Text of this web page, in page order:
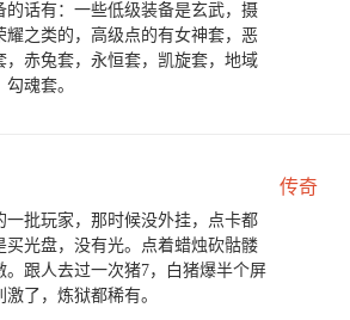
的话有：一些低级装备是玄武，摄
耀之类的，高级点的有女神套，恶
，赤兔套，永恒套，凯旋套，地域
魂套。
传奇
一批玩家，那时候没外挂，点卡都
买光盘，没有光。点着蜡烛砍骷髅
。跟人去过一次猪7，白猪爆半个屏
了，炼狱都稀有。